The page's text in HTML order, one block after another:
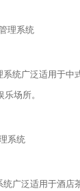
理系统
系统广泛适用于中
场所。
系统
统广泛适用于酒店